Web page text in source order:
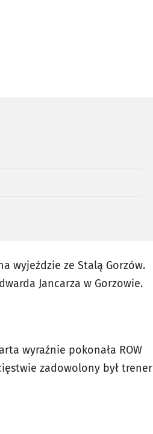
wyjeździe ze Stalą Gorzów.
Jancarza w Gorzowie.
wyraźnie pokonała ROW
zadowolony był trener